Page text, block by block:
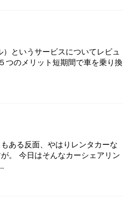
というサービスについてレビュ
つのメリット短期間で車を乗り換
ある反面、やはりレンタカーな
。 今日はそんなカーシェアリン